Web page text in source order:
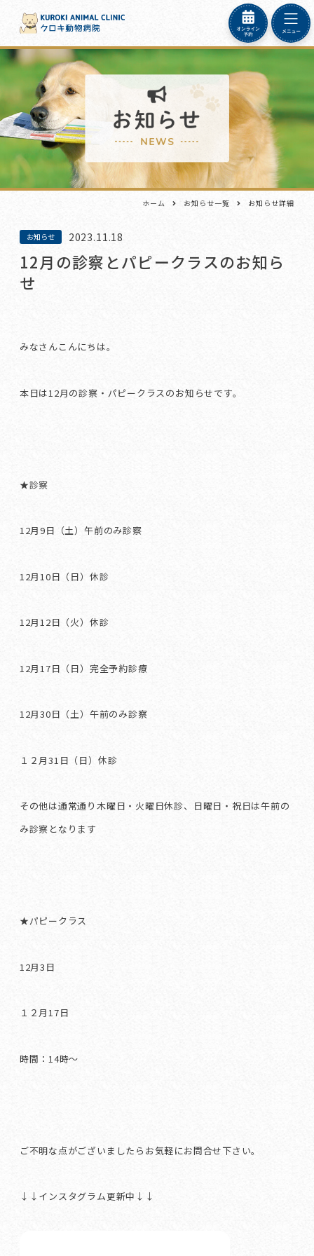
ホーム お知らせ一覧 お知らせ詳細
お知らせ 2023.11.18
12月の診察とパピークラスのお知ら
せ
みなさんこんにちは。
本日は12月の診察・パピークラスのお知らせです。
★診察
12月9日（土）午前のみ診察
12月10日（日）休診
12月12日（火）休診
12月17日（日）完全予約診療
12月30日（土）午前のみ診察
１２月31日（日）休診
その他は通常通り木曜日・火曜日休診、日曜日・祝日は午前の
み診察となります
★パピークラス
12月3日
１２月17日
時間：14時～
ご不明な点がございましたらお気軽にお問合せ下さい。
↓↓インスタグラム更新中↓↓